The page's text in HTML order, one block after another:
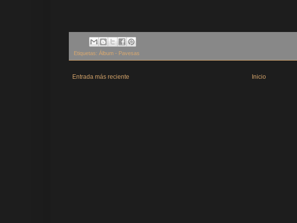
Etiquetas: Álbum - Pavesas
Entrada más reciente Inicio